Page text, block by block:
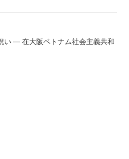
い ― 在大阪ベトナム社会主義共和